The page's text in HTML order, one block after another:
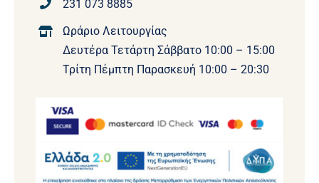
231 073 8885
Ωράριο Λειτουργίας
Δευτέρα Τετάρτη Σάββατο 10:00 – 15:00
Τρίτη Πέμπτη Παρασκευή 10:00 – 20:30